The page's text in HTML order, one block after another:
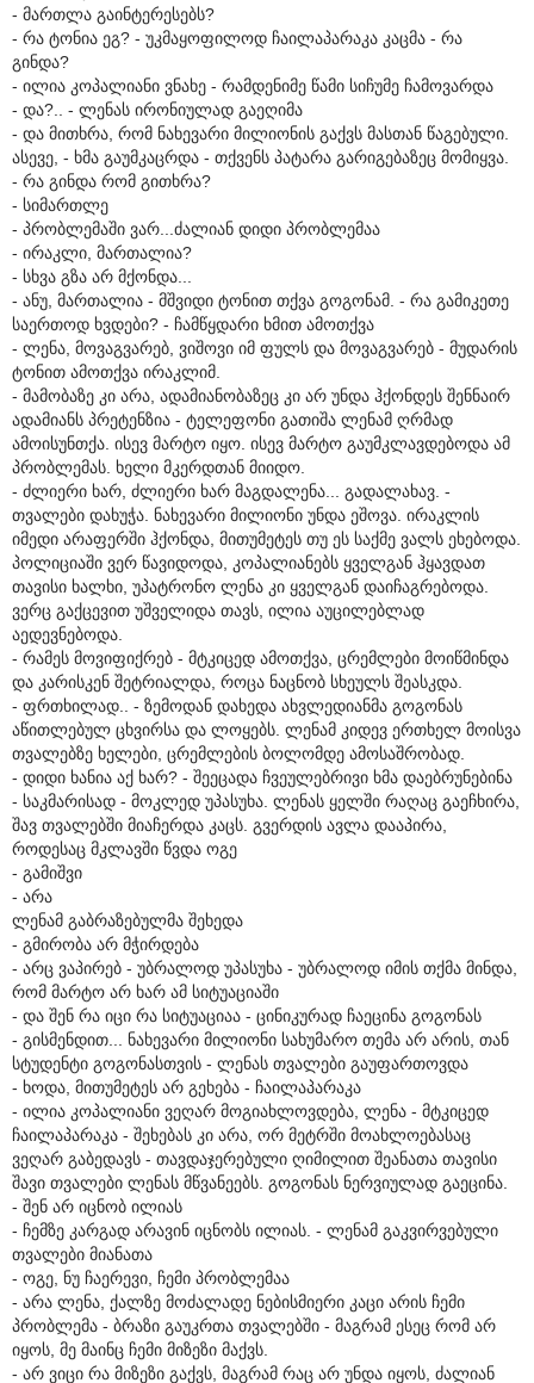
- მართლა გაინტერესებს?
- რა ტონია ეგ? - უკმაყოფილოდ ჩაილაპარაკა კაცმა - რა
გინდა?
- ილია კოპალიანი ვნახე - რამდენიმე წამი სიჩუმე ჩამოვარდა
- და?.. - ლენას ირონიულად გაეღიმა
- და მითხრა, რომ ნახევარი მილიონის გაქვს მასთან წაგებული.
ასევე, - ხმა გაუმკაცრდა - თქვენს პატარა გარიგებაზეც მომიყვა.
- რა გინდა რომ გითხრა?
- სიმართლე
- პრობლემაში ვარ...ძალიან დიდი პრობლემაა
- ირაკლი, მართალია?
- სხვა გზა არ მქონდა...
- ანუ, მართალია - მშვიდი ტონით თქვა გოგონამ. - რა გამიკეთე
საერთოდ ხვდები? - ჩამწყდარი ხმით ამოთქვა
- ლენა, მოვაგვარებ, ვიშოვი იმ ფულს და მოვაგვარებ - მუდარის
ტონით ამოთქვა ირაკლიმ.
- მამობაზე კი არა, ადამიანობაზეც კი არ უნდა ჰქონდეს შენნაირ
ადამიანს პრეტენზია - ტელეფონი გათიშა ლენამ ღრმად
ამოისუნთქა. ისევ მარტო იყო. ისევ მარტო გაუმკლავდებოდა ამ
პრობლემას. ხელი მკერდთან მიიდო.
- ძლიერი ხარ, ძლიერი ხარ მაგდალენა... გადალახავ. -
თვალები დახუჭა. ნახევარი მილიონი უნდა ეშოვა. ირაკლის
იმედი არაფერში ჰქონდა, მითუმეტეს თუ ეს საქმე ვალს ეხებოდა.
პოლიციაში ვერ წავიდოდა, კოპალიანებს ყველგან ჰყავდათ
თავისი ხალხი, უპატრონო ლენა კი ყველგან დაიჩაგრებოდა.
ვერც გაქცევით უშველიდა თავს, ილია აუცილებლად
აედევნებოდა.
- რამეს მოვიფიქრებ - მტკიცედ ამოთქვა, ცრემლები მოიწმინდა
და კარისკენ შეტრიალდა, როცა ნაცნობ სხეულს შეასკდა.
- ფრთხილად.. - ზემოდან დახედა ახვლედიანმა გოგონას
აწითლებულ ცხვირსა და ლოყებს. ლენამ კიდევ ერთხელ მოისვა
თვალებზე ხელები, ცრემლების ბოლომდე ამოსაშრობად.
- დიდი ხანია აქ ხარ? - შეეცადა ჩვეულებრივი ხმა დაებრუნებინა
- საკმარისად - მოკლედ უპასუხა. ლენას ყელში რაღაც გაეჩხირა,
შავ თვალებში მიაჩერდა კაცს. გვერდის ავლა დააპირა,
როდესაც მკლავში წვდა ოგე
- გამიშვი
- არა
ლენამ გაბრაზებულმა შეხედა
- გმირობა არ მჭირდება
- არც ვაპირებ - უბრალოდ უპასუხა - უბრალოდ იმის თქმა მინდა,
რომ მარტო არ ხარ ამ სიტუაციაში
- და შენ რა იცი რა სიტუაციაა - ცინიკურად ჩაეცინა გოგონას
- გისმენდით... ნახევარი მილიონი სახუმარო თემა არ არის, თან
სტუდენტი გოგონასთვის - ლენას თვალები გაუფართოვდა
- ხოდა, მითუმეტეს არ გეხება - ჩაილაპარაკა
- ილია კოპალიანი ვეღარ მოგიახლოვდება, ლენა - მტკიცედ
ჩაილაპარაკა - შეხებას კი არა, ორ მეტრში მოახლოებასაც
ვეღარ გაბედავს - თავდაჯერებული ღიმილით შეანათა თავისი
შავი თვალები ლენას მწვანეებს. გოგონას ნერვიულად გაეცინა.
- შენ არ იცნობ ილიას
- ჩემზე კარგად არავინ იცნობს ილიას. - ლენამ გაკვირვებული
თვალები მიანათა
- ოგე, ნუ ჩაერევი, ჩემი პრობლემაა
- არა ლენა, ქალზე მოძალადე ნებისმიერი კაცი არის ჩემი
პრობლემა - ბრაზი გაუკრთა თვალებში - მაგრამ ესეც რომ არ
იყოს, მე მაინც ჩემი მიზეზი მაქვს.
- არ ვიცი რა მიზეზი გაქვს, მაგრამ რაც არ უნდა იყოს, ძალიან